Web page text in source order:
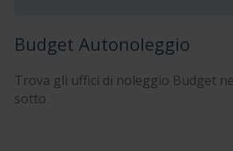
Budget Autonoleggio
Trova gli uffici di noleggio Budget
sotto